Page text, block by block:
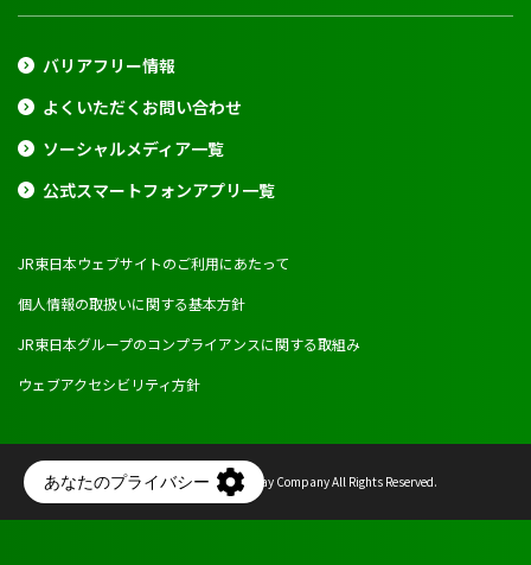
バリアフリー情報
よくいただくお問い合わせ
ソーシャルメディア一覧
公式スマートフォンアプリ一覧
JR東日本ウェブサイトのご利用にあたって
個人情報の取扱いに関する基本方針
JR東日本グループのコンプライアンスに関する取組み
ウェブアクセシビリティ方針
Copyright © East Japan Railway Company All Rights Reserved.